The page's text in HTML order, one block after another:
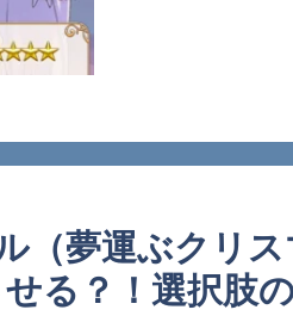
夢運ぶクリス
る？！選択肢